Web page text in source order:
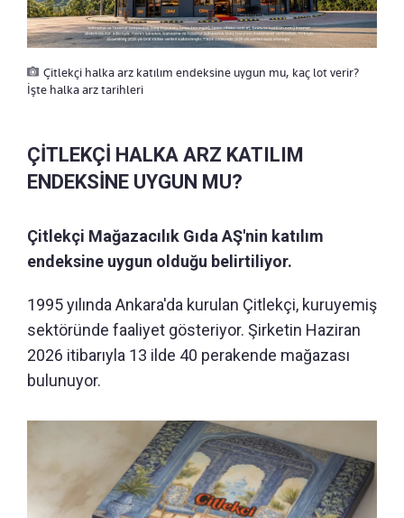
Çitlekçi halka arz katılım endeksine uygun mu, kaç lot verir?
İşte halka arz tarihleri
ÇİTLEKÇİ HALKA ARZ KATILIM
ENDEKSİNE UYGUN MU?
Çitlekçi Mağazacılık Gıda AŞ'nin katılım
endeksine uygun olduğu belirtiliyor.
1995 yılında Ankara'da kurulan Çitlekçi, kuruyemiş
sektöründe faaliyet gösteriyor. Şirketin Haziran
2026 itibarıyla 13 ilde 40 perakende mağazası
bulunuyor.